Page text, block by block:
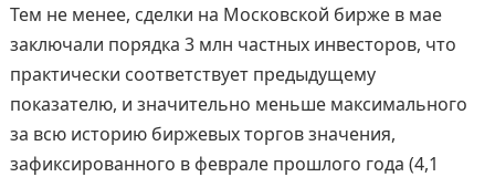
Тем не менее, сделки на Московской бирже в мае
заключали порядка 3 млн частных инвесторов, что
практически соответствует предыдущему
показателю, и значительно меньше максимального
за всю историю биржевых торгов значения,
зафиксированного в феврале прошлого года (4,1